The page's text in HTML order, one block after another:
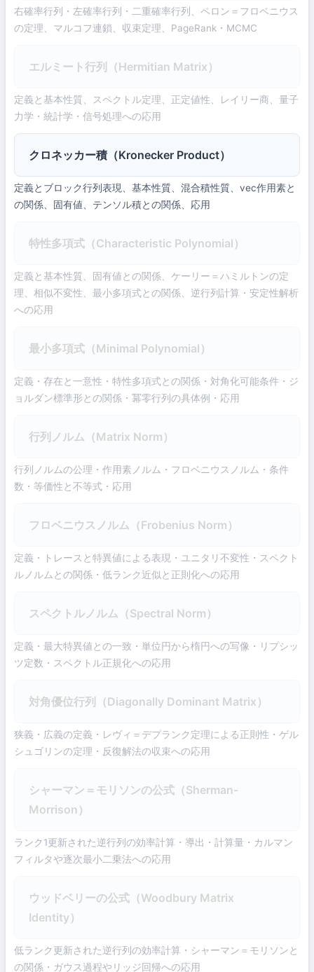
右確率行列・左確率行列・二重確率行列、ペロン＝フロベニウス
の定理、マルコフ連鎖、収束定理、PageRank・MCMC
エルミート行列（Hermitian Matrix）
定義と基本性質、スペクトル定理、正定値性、レイリー商、量子
力学・統計学・信号処理への応用
クロネッカー積（Kronecker Product）
定義とブロック行列表現、基本性質、混合積性質、vec作用素と
の関係、固有値、テンソル積との関係、応用
特性多項式（Characteristic Polynomial）
定義と基本性質、固有値との関係、ケーリー＝ハミルトンの定
理、相似不変性、最小多項式との関係、逆行列計算・安定性解析
への応用
最小多項式（Minimal Polynomial）
定義・存在と一意性・特性多項式との関係・対角化可能条件・ジ
ョルダン標準形との関係・冪零行列の具体例・応用
行列ノルム（Matrix Norm）
行列ノルムの公理・作用素ノルム・フロベニウスノルム・条件
数・等価性と不等式・応用
フロベニウスノルム（Frobenius Norm）
定義・トレースと特異値による表現・ユニタリ不変性・スペクト
ルノルムとの関係・低ランク近似と正則化への応用
スペクトルノルム（Spectral Norm）
定義・最大特異値との一致・単位円から楕円への写像・リプシッ
ツ定数・スペクトル正規化への応用
対角優位行列（Diagonally Dominant Matrix）
狭義・広義の定義・レヴィ＝デプランク定理による正則性・ゲル
シュゴリンの定理・反復解法の収束への応用
シャーマン＝モリソンの公式（Sherman-
Morrison）
ランク1更新された逆行列の効率計算・導出・計算量・カルマン
フィルタや逐次最小二乗法への応用
ウッドベリーの公式（Woodbury Matrix
Identity）
低ランク更新された逆行列の効率計算・シャーマン＝モリソンと
の関係・ガウス過程やリッジ回帰への応用